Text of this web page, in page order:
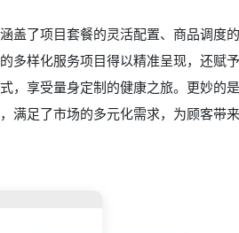
盖了项目套餐的灵活配置、商品调度
多样化服务项目得以精准呈现，还赋
，享受量身定制的健康之旅。更妙的
满足了市场的多元化需求，为顾客带